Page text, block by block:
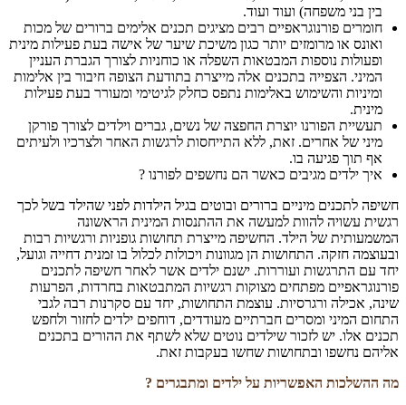
בין בני משפחה) ועוד ועוד.
חומרים פורנוגראפיים רבים מציגים תכנים אלימים ברורים של מכות
ואונס או מרומזים יותר כגון משיכת שיער של אישה בעת פעילות מינית
ופעולות נוספות המבטאות השפלה או כוחניות לצורך הגברת העניין
המיני. הצפייה בתכנים אלה מייצרת בתודעת הצופה חיבור בין אלימות
ומיניות והשימוש באלימות נתפס כחלק לגיטימי ומעורר בעת פעילות
מינית.
תעשיית הפורנו יוצרת החפצה של נשים, גברים וילדים לצורך פורקן
מיני של אחרים. זאת, ללא התייחסות לרגשות האחר ולצרכיו ולעיתים
אף תוך פגיעה בו.
איך ילדים מגיבים כאשר הם נחשפים לפורנו ?
חשיפה לתכנים מיניים ברורים ובוטים בגיל הילדות לפני שהילד בשל לכך
רגשית עשויה להוות למעשה את ההתנסות המינית הראשונה
המשמעותית של הילד. החשיפה מייצרת תחושות גופניות ורגשיות רבות
ובעוצמה חזקה. התחושות הן מגוונות ויכולות לכלול בו זמנית דחייה וגועל,
יחד עם התרגשות ועוררות. ישנם ילדים אשר לאחר חשיפה לתכנים
פורנוגראפיים מפתחים מצוקות רגשיות המתבטאות בחרדות, הפרעות
שינה, אכילה ורגרסיות. עוצמת התחושות, יחד עם סקרנות רבה לגבי
התחום המיני ומסרים חברתיים מעודדים, דוחפים ילדים לחזור ולחפש
תכנים אלו. יש לזכור שילדים נוטים שלא לשתף את ההורים בתכנים
אליהם נחשפו ובתחושות שחשו בעקבות זאת.
מה ההשלכות האפשריות על ילדים ומתבגרים ?